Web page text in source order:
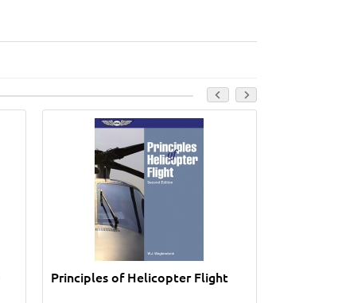
Principles of Helicopter Flight